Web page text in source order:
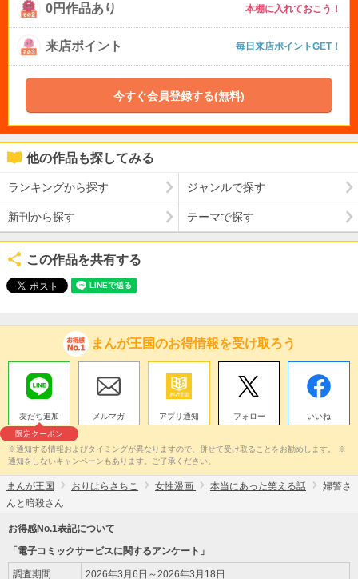
0円作品あり 本棚に入れておこう！
来店ポイント 毎日来店ポイントGET！
今すぐ会員登録する(無料)
他の作品も探してみる
ランキングから探す ジャンルで探す
新刊から探す テーマで探す
この作品を共有する
まんが王国のお得情報を受け取ろう
友だち追加
限定クーポン
メルマガ アプリ通知 フォロー いいね
※通知する情報およびタイミングが異なりますので、併せて受け取ることをお勧めします。 ※
通知をしないキャンペーンもあります。ご了承ください。
まんが王国 おりはらさちこ 女性漫画 本当にあった笑える話
婦警さ
んと暗殺さん
お得感No.1表記について
「電子コミックサービスに関するアンケート」
調査期間 2026年3月6日～2026年3月18日